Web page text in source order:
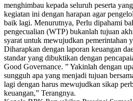
menghimbau kepada seluruh peserta
kegiatan ini dengan harapan agar
baik lagi. Menurutnya, Perlu dipahami
pengecualian (WTP) bukanlah tujuan
syarat untuk mewujudkan pemerintahan
Diharapkan dengan laporan keuangan
standar yang dibuktikan dengan
Good Governance. ” Yakinlah dengan
sungguh apa yang menjadi tujuan
lagi dengan harus mewujudkan sikap
keuangan,” Terangnya.